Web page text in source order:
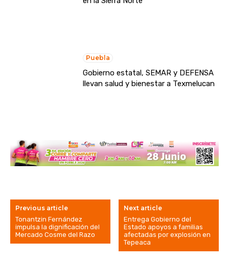
Puebla
Gobierno estatal, SEMAR y DEFENSA
llevan salud y bienestar a Texmelucan
Previous article
Tonantzin Fernández
impulsa la dignificación del
Mercado Cosme del Razo
Next article
Entrega Gobierno del
Estado apoyos a familias
afectadas por explosión en
Tepeaca